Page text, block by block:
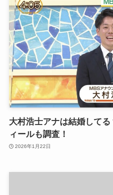
大村浩士アナは結婚して
ィールも調査！
2026年1月22日